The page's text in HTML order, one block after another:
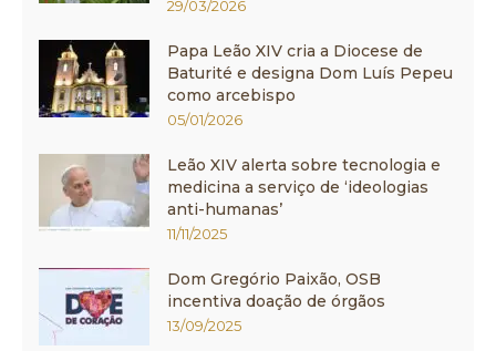
29/03/2026
Papa Leão XIV cria a Diocese de
Baturité e designa Dom Luís Pepeu
como arcebispo
05/01/2026
Leão XIV alerta sobre tecnologia e
medicina a serviço de ‘ideologias
anti-humanas’
11/11/2025
Dom Gregório Paixão, OSB
incentiva doação de órgãos
13/09/2025